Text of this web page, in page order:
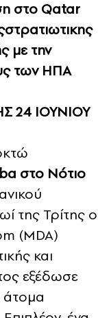
στο Qatar
με την
των ΗΠΑ
24 ΙΟΥΝΙΟΥ
στο Νότιο
της Τρίτης ο
(MDA)
και
εξέδωσε
άτομα